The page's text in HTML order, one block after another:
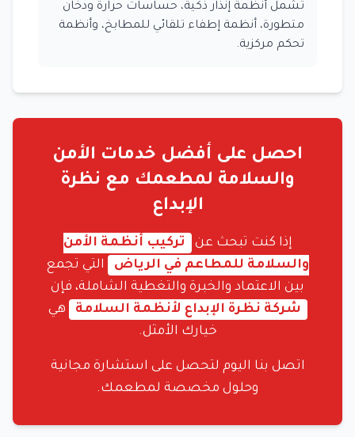
تشمل أنظمة إنذار ذكية، حساسات حرارة ودخان
متطورة، أنظمة إطفاء تلقائي للمطابخ، وأنظمة
تحكم مركزية.
احصل على أفضل خدمات الأمن
والسلامة لمطعمك مع نظرة
الإبداع
إذا كنت تبحث عن
تركيب أنظمة الأمن
والسلامة للمطاعم في الرياض
التي تجمع
بين الاعتماد والخبرة والتغطية الشاملة، فإن
شركة نظرة الإبداع لأنظمة السلامة
هي
خيارك الأمثل.
اتصل بنا اليوم لتحصل على استشارة مجانية
وحلول مخصصة لمطعمك.